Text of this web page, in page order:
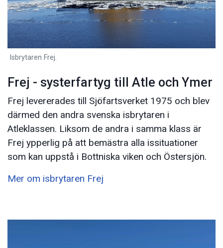
Isbrytaren Frej.
Frej - systerfartyg till Atle och Ymer
Frej levererades till Sjöfartsverket 1975 och blev
därmed den andra svenska isbrytaren i
Atleklassen. Liksom de andra i samma klass är
Frej ypperlig på att bemästra alla issituationer
som kan uppstå i Bottniska viken och Östersjön.
Mer om isbrytaren Frej